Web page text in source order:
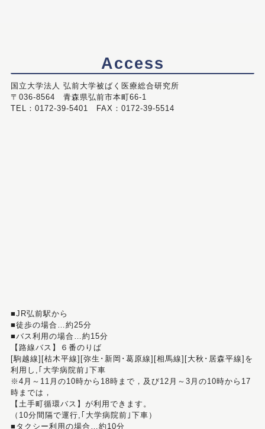
Access
国立大学法人 弘前大学被ばく医療総合研究所
〒036-8564 青森県弘前市本町66-1
TEL：0172-39-5401 FAX：0172-39-5514
■JR弘前駅から
■徒歩の場合…約25分
■バス利用の場合…約15分
【路線バス】６番のりば
[駒越線][枯木平線][弥生･新岡･葛原線][相馬線][大秋･居森平線]を
利用し,｢大学病院前｣下車
※4月～11月の10時から18時まで，及び12月～3月の10時から17
時までは，
【土手町循環バス】が利用できます。
（10分間隔で運行,｢大学病院前｣下車）
■タクシー利用の場合…約10分